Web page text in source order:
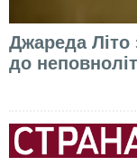
Джареда Літо
до